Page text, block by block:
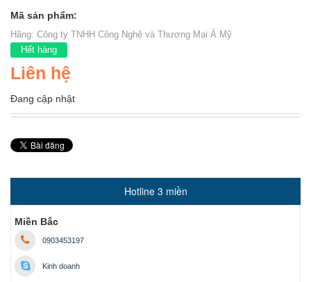
Mã sản phẩm:
Hãng: Công ty TNHH Công Nghệ và Thương Mại Á Mỹ
Hết hàng
Liên hệ
Đang cập nhật
Hotline 3 miền
Miền Bắc
0903453197
Kinh doanh